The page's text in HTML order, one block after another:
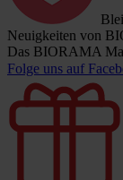
Neuigkeiten von
Das BIORAMA
Folge uns auf